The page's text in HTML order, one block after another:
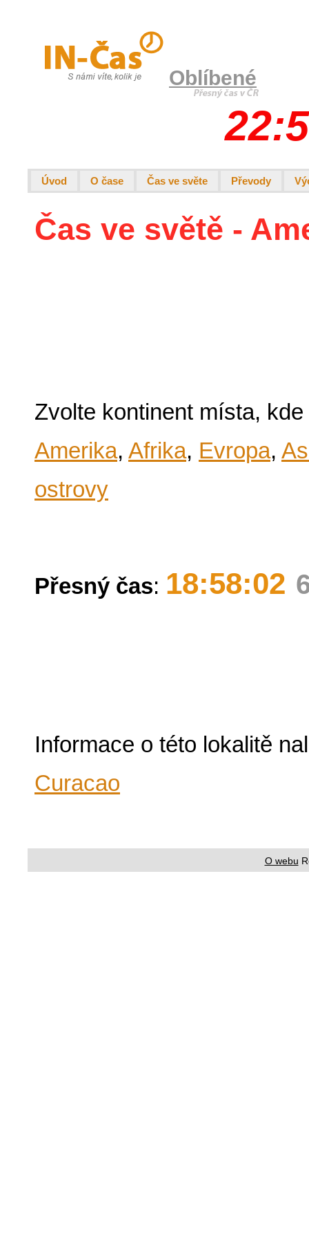
Oblíbené
Úvod O čase Čas ve světe Převody
Čas ve světě -
Zvolte kontinent místa,
Amerika, Afrika, Evropa,
ostrovy
Přesný čas: 18:58:02
Informace o této lokalitě
Curacao
O webu